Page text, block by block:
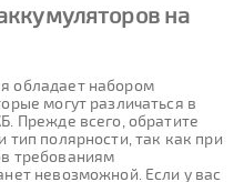
на
обладает набором
могут различаться в
Прежде всего, обратите
тип полярности, так как при
требованиям
невозможной. Если у вас